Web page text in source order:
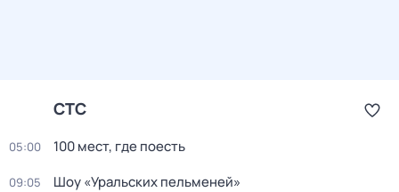
СТС
05:00 100 мест, где поесть
09:05 Шоу «Уральских пельменей»